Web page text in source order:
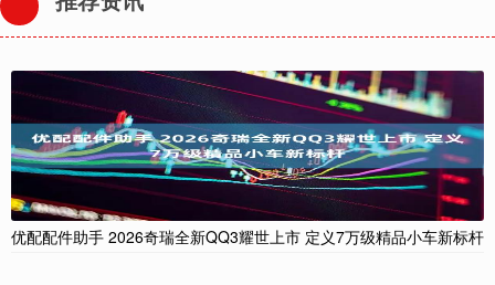
优配配件助手 2026奇瑞全新QQ3耀世上市 定义7万级精品小车新标杆